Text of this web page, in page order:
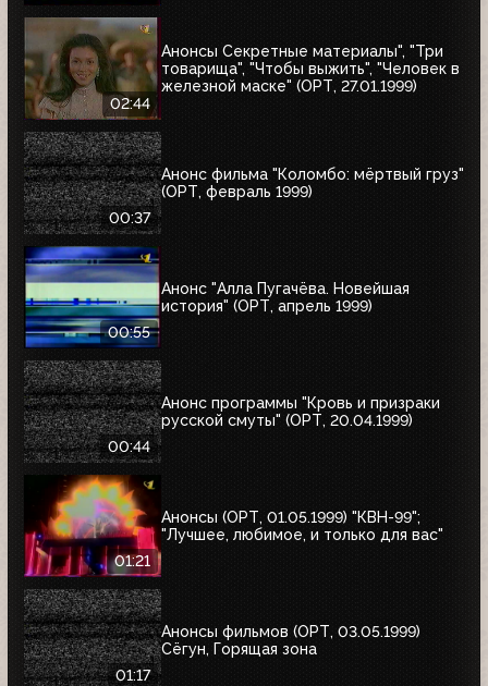
02:44
Анонсы Секретные материалы", "Три
товарища", "Чтобы выжить", "Человек в
железной маске" (ОРТ, 27.01.1999)
00:37
Анонс фильма "Коломбо: мёртвый груз"
(ОРТ, февраль 1999)
00:55
Анонс "Алла Пугачёва. Новейшая
история" (ОРТ, апрель 1999)
00:44
Анонс программы "Кровь и призраки
русской смуты" (ОРТ, 20.04.1999)
01:21
Анонсы (ОРТ, 01.05.1999) "КВН-99";
"Лучшее, любимое, и только для вас"
01:17
Анонсы фильмов (ОРТ, 03.05.1999)
Сёгун, Горящая зона